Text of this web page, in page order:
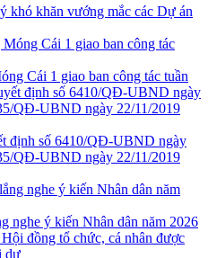
khó khăn vướng mắc các Dự án
Cái 1 giao ban công tác tuần
định số 6410/QĐ-UBND ngày
QĐ-UBND ngày 22/11/2019
nghe ý kiến Nhân dân năm 2026